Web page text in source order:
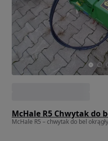
McHale R5 Chwytak do
McHale R5 – chwytak do bel